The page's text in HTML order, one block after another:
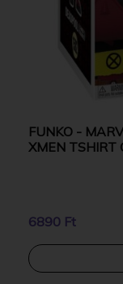
FUNKO -
XMEN TSHIRT
6890 Ft